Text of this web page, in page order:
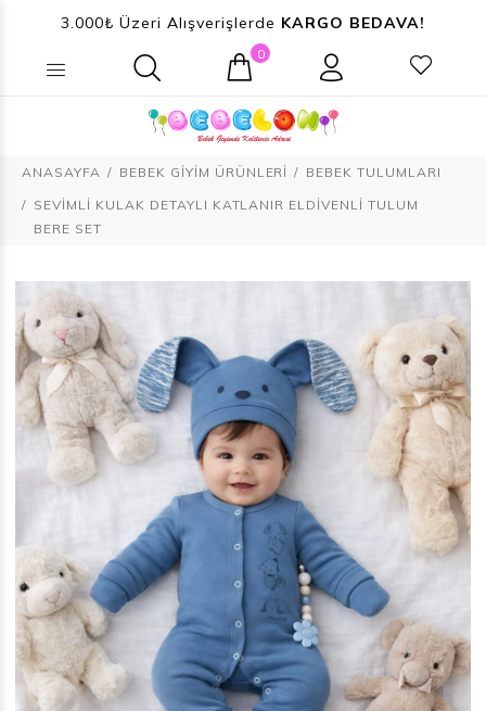
3.000₺ Üzeri Alışverişlerde KARGO BEDAVA!
Ne aramıştınız? (Ürün, Kategori ...)
0
ANASAYFA BEBEK GİYİM ÜRÜNLERİ
BEBEK TULUMLARI
SEVİMLİ KULAK DETAYLI KATLANIR ELDİVENLİ TULUM
BERE SET